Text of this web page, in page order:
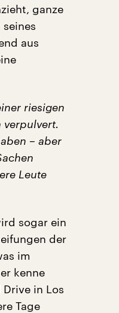
ganze
aus
riesigen
verpulvert.
– aber
Leute
sogar ein
der
im
kenne
in Los
Tage